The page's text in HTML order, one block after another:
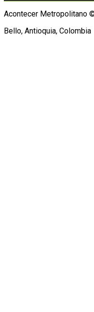
Acontecer Metropolitano
Bello, Antioquia, Colombia